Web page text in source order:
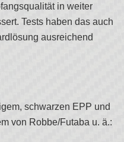
in weiter
Tests haben das auch
ausreichend
schwarzen EPP und
von Robbe/Futaba u. ä.: